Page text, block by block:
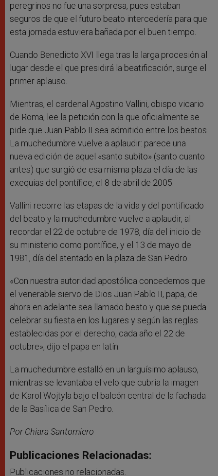
peregrinos no fue una sorpresa, pues estaban
seguros de que el futuro beato intercedería para que
esta jornada estuviera bañada por el buen tiempo.
Cuando Benedicto XVI llega tras la larga procesión al
lugar desde el que presidirá la beatificación, surge el
primer aplauso.
Mientras, el cardenal Agostino Vallini, obispo vicario
de Roma, lee la petición con la que oficialmente se
pide que Juan Pablo II sea admitido entre los beatos.
La muchedumbre vuelve a aplaudir: parece una
nueva edición de aquel «santo subito» (santo cuanto
antes) que surgió de esa misma plaza el día de las
exequias del pontífice, el 8 de abril de 2005.
Vallini recorre las etapas de la vida y del pontificado
del beato y la muchedumbre vuelve a aplaudir, al
recordar el 22 de octubre de 1978, día del inicio de
su ministerio como pontífice, y el 13 de mayo de
1981, día del atentado en la plaza de San Pedro.
«Con nuestra autoridad apostólica concedemos que
el venerable siervo de Dios Juan Pablo II, papa, de
ahora en adelante sea llamado beato y que se pueda
celebrar su fiesta en los lugares y según las reglas
establecidas por el derecho, cada año el 22 de
octubre», dijo el papa en latín.
La muchedumbre estalló en un larguísimo aplauso,
mientras se levantaba el velo que cubría la imagen
de Karol Wojtyla bajo el balcón central de la fachada
de la Basílica de San Pedro.
Por Chiara Santomiero
Publicaciones Relacionadas:
Publicaciones no relacionadas.